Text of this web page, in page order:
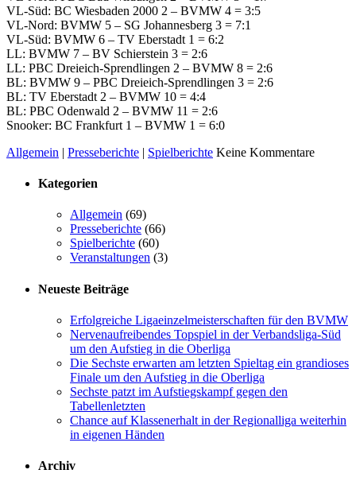
VL-Süd: BC Wiesbaden 2000 2 – BVMW 4 = 3:5
VL-Nord: BVMW 5 – SG Johannesberg 3 = 7:1
VL-Süd: BVMW 6 – TV Eberstadt 1 = 6:2
LL: BVMW 7 – BV Schierstein 3 = 2:6
LL: PBC Dreieich-Sprendlingen 2 – BVMW 8 = 2:6
BL: BVMW 9 – PBC Dreieich-Sprendlingen 3 = 2:6
BL: TV Eberstadt 2 – BVMW 10 = 4:4
BL: PBC Odenwald 2 – BVMW 11 = 2:6
Snooker: BC Frankfurt 1 – BVMW 1 = 6:0
Allgemein | Presseberichte | Spielberichte Keine Kommentare
Kategorien
Allgemein (69)
Presseberichte (66)
Spielberichte (60)
Veranstaltungen (3)
Neueste Beiträge
Erfolgreiche Ligaeinzelmeisterschaften für den BVMW
Nervenaufreibendes Topspiel in der Verbandsliga-Süd
um den Aufstieg in die Oberliga
Die Sechste erwarten am letzten Spieltag ein grandioses
Finale um den Aufstieg in die Oberliga
Sechste patzt im Aufstiegskampf gegen den
Tabellenletzten
Chance auf Klassenerhalt in der Regionalliga weiterhin
in eigenen Händen
Archiv